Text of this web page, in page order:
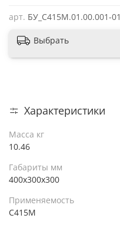
арт. БУ_С415М.01.00.001-01
Выбрать
Характеристики
Масса кг
10.46
Габариты мм
400x300x300
Применяемость
С415М